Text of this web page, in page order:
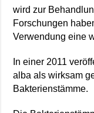
wird zur
Forschungen
Verwendung eine
In einer 2011
alba als wirksam
Bakterienstämme.